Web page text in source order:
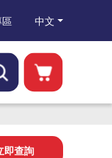
區 中文
submenu
即查詢